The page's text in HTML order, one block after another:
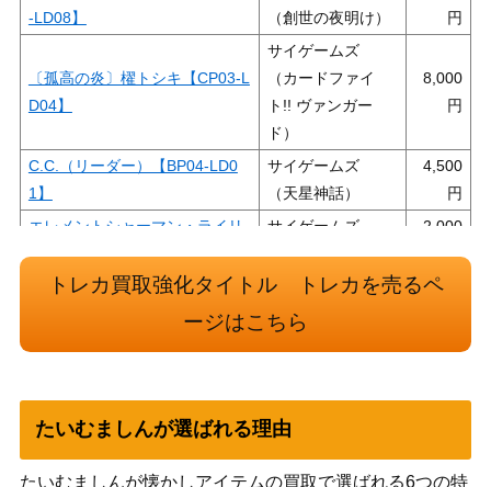
-LD08】
（創世の夜明け）
〔孤高の炎〕櫂トシキ【CP03-L
D04】
サイゲームズ
（カードファイ
ト!! ヴァンガー
ド）
8,000
C.C.（リーダー）【BP04-LD0
1】
サイゲームズ
（天星神話）
4,500
エレメントシャーマン・ライリ
ー（UR）【BP07-U03】
サイゲームズ
（森羅鋼鉄）
2,000
博衣こより（リーダー）【BP06
サイゲームズ
（絶対なる覇者）
15,000
U04b】
ー シンデレラガー
ルズ）
サウンズオブアース【ECP01-S
サイゲームズ
10,000
トレカ買取強化タイトル トレカを売るペ
ージはこちら
たいむましんが選ばれる理由
たいむましんが懐かしアイテムの買取で選ばれる6つの特